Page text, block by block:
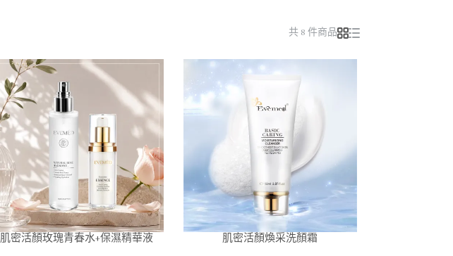
共 8 件商品
肌密活顏玫瑰青春水+保濕精華液 肌密活顏煥采洗顏霜